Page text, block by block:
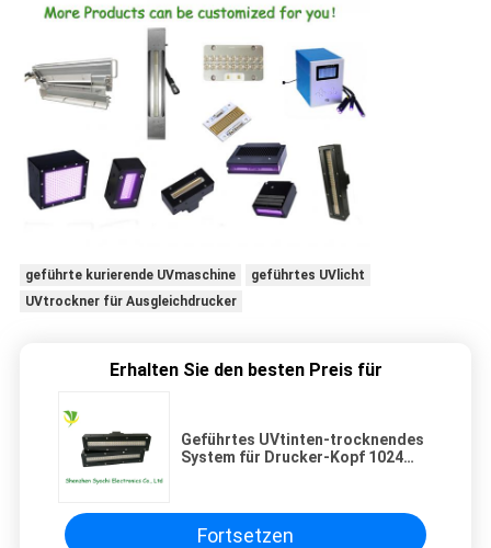
geführte kurierende UVmaschine
geführtes UVlicht
UVtrockner für Ausgleichdrucker
Erhalten Sie den besten Preis für
Geführtes UVtinten-trocknendes
System für Drucker-Kopf 1024
Fortsetzen